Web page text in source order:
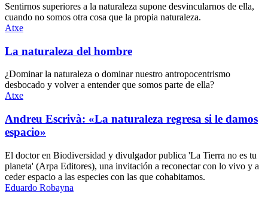
Sentirnos superiores a la naturaleza supone desvincularnos de ella,
cuando no somos otra cosa que la propia naturaleza.
Atxe
La naturaleza del hombre
¿Dominar la naturaleza o dominar nuestro antropocentrismo
desbocado y volver a entender que somos parte de ella?
Atxe
Andreu Escrivà: «La naturaleza regresa si le damos
espacio»
El doctor en Biodiversidad y divulgador publica 'La Tierra no es tu
planeta' (Arpa Editores), una invitación a reconectar con lo vivo y a
ceder espacio a las especies con las que cohabitamos.
Eduardo Robayna